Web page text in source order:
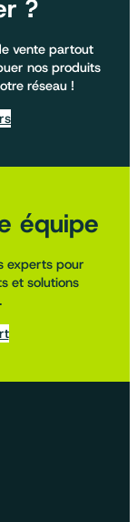
?
vente partout
nos produits
réseau !
équipe
experts pour
et solutions